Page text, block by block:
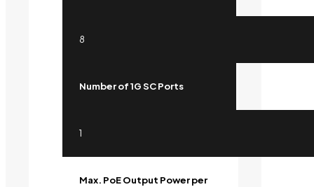
8
Number of 1G SC Ports
1
Max. PoE Output Power per